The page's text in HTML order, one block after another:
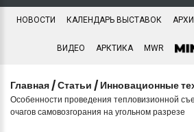
НОВОСТИ КАЛЕНДАРЬ ВЫСТАВОК
ВИДЕО АРКТИКА MWR
Главная /Статьи / Инновационные
Особенности проведения тепловизионной
очагов самовозгорания на угольном разрезе